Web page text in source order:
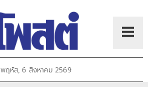
พฤหัส, 6 สิงหาคม 2569